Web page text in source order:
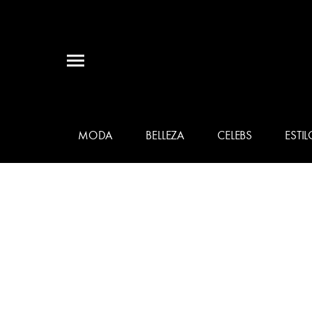
MODA BELLEZA CELEBS